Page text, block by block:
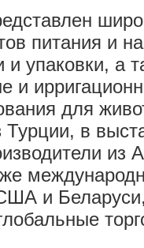
питания и
упаковки, а
и
для
в
из
и